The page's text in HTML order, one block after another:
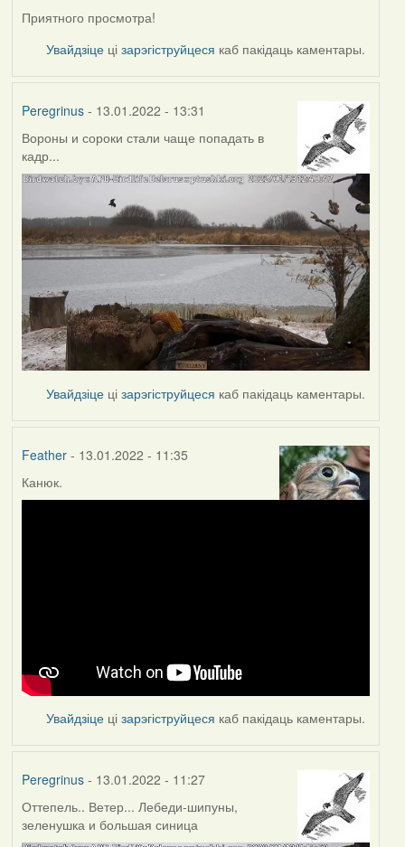
Приятного просмотра!
Увайдзіце цізарэгіструйцеся каб пакідаць каментары.
Peregrinus- 13.01.2022 - 13:31
Вороны и сороки стали чаще попадать в
кадр...
Увайдзіце цізарэгіструйцеся каб пакідаць каментары.
Feather- 13.01.2022 - 11:35
Канюк.
Увайдзіце цізарэгіструйцеся каб пакідаць каментары.
Peregrinus- 13.01.2022 - 11:27
Оттепель.. Ветер... Лебеди-шипуны,
зеленушка и большая синица